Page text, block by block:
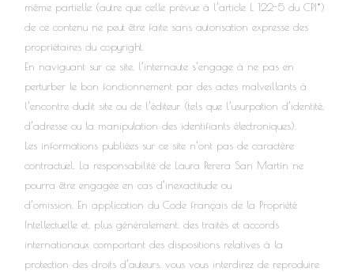
même partielle (autre que celle prévue à l’article L 122-5 du CPI*)
de ce contenu ne peut être faite sans autorisation expresse des
propriétaires du copyright.
En naviguant sur ce site, l’internaute s’engage à ne pas en
perturber le bon fonctionnement par des actes malveillants à
l’encontre dudit site ou de l’éditeur (tels que l’usurpation d’identité,
d’adresse ou la manipulation des identifiants électroniques).
Les informations publiées sur ce site n’ont pas de caractère
contractuel. La responsabilité de Laura Perera San Martín ne
pourra être engagée en cas d’inexactitude ou
d’omission. En application du Code français de la Propriété
Intellectuelle et, plus généralement, des traités et accords
internationaux comportant des dispositions relatives à la
protection des droits d’auteurs, vous vous interdirez de reproduire